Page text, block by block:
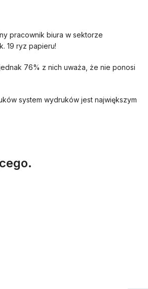
pracownik biura w sektorze
19 ryz papieru!
76% z nich uważa, że nie ponosi
system wydruków jest największym